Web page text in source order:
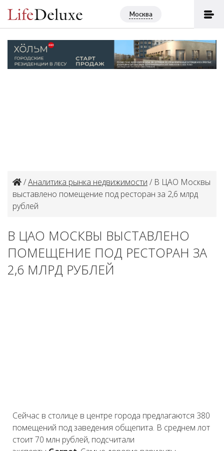
Москва
/Аналитика рынка недвижимости / В ЦАО Москвы
выставлено помещение под ресторан за 2,6 млрд
рублей
В ЦАО МОСКВЫ ВЫСТАВЛЕНО
ПОМЕЩЕНИЕ ПОД РЕСТОРАН ЗА
2,6 МЛРД РУБЛЕЙ
Сейчас в столице в центре города предлагаются 380
помещений под заведения общепита. В среднем лот
стоит 70 млн рублей, подсчитали